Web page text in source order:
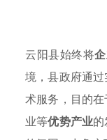
云阳县始终将
境，县政府通
术服务，目的
业等优势产业